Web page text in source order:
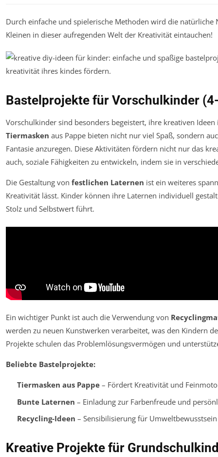
Durch einfache und spielerische Methoden wird die natürliche
Kleinen in dieser aufregenden Welt der Kreativität eintauchen!
Bastelprojekte für Vorschulkinder
Vorschulkinder sind besonders begeistert, ihre kreativen
Tiermasken aus Pappe bieten nicht nur viel Spaß, sondern
Fantasie anzuregen. Diese Aktivitäten fördern nicht nur das
auch, soziale Fähigkeiten zu entwickeln, indem sie in
Die Gestaltung von festlichen Laternen ist ein weiteres
Kreativität lässt. Kinder können ihre Laternen individuell
Stolz und Selbstwert führt.
Ein wichtiger Punkt ist auch die Verwendung von
werden zu neuen Kunstwerken verarbeitet, was den Kindern
Projekte schulen das Problemlösungsvermögen und
Beliebte Bastelprojekte:
Tiermasken aus Pappe– Fördert Kreativität und
Bunte Laternen – Einladung zur Farbenfreude und
Recycling-Ideen – Sensibilisierung für
Kreative Projekte für